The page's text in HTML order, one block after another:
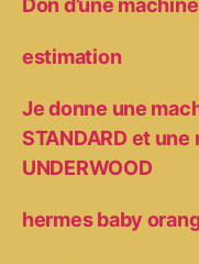
estimation
Je donne une
STANDARD et
UNDERWOOD
hermes baby